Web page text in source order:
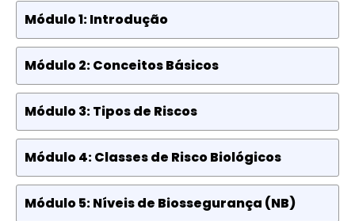
Módulo 1: Introdução
Módulo 2: Conceitos Básicos
Módulo 3: Tipos de Riscos
Módulo 4: Classes de Risco Biológicos
Módulo 5: Níveis de Biossegurança (NB)